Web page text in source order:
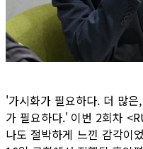
'가시화가 필요하다. 더 많
가 필요하다.' 이번 2회차
나도 절박하게 느낀 감각이